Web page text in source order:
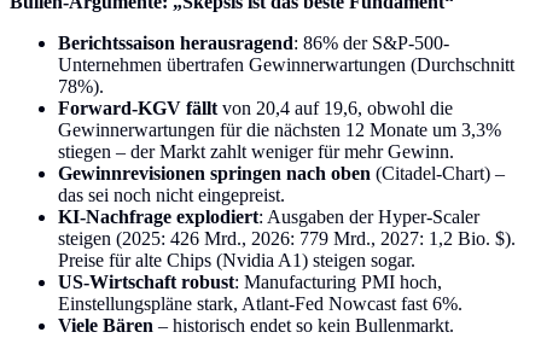
Berichtssaison herausragend: 86% der S&P-500-
Unternehmen übertrafen Gewinnerwartungen (Durchschnitt
78%).
Forward-KGV fälltvon 20,4 auf 19,6, obwohl die
Gewinnerwartungen für die nächsten 12 Monate um 3,3%
stiegen – der Markt zahlt weniger für mehr Gewinn.
Gewinnrevisionen springen nach oben (Citadel-Chart) –
das sei noch nicht eingepreist.
KI-Nachfrage explodiert: Ausgaben der Hyper-Scaler
steigen (2025: 426 Mrd., 2026: 779 Mrd., 2027: 1,2 Bio. $).
Preise für alte Chips (Nvidia A1) steigen sogar.
US-Wirtschaft robust: Manufacturing PMI hoch,
Einstellungspläne stark, Atlant-Fed Nowcast fast 6%.
Viele Bären – historisch endet so kein Bullenmarkt.